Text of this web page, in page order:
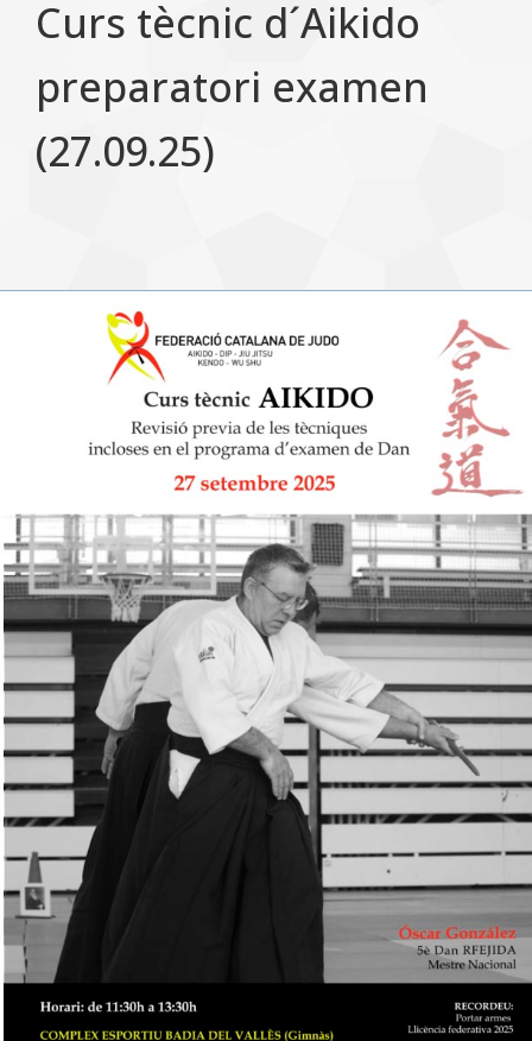
Curs tècnic d´Aikido
preparatori examen
(27.09.25)